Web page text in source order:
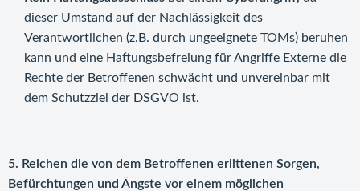
dieser Umstand auf der Nachlässigkeit des
Verantwortlichen (z.B. durch ungeeignete TOMs) beruhen
kann und eine Haftungsbefreiung für Angriffe Externe die
Rechte der Betroffenen schwächt und unvereinbar mit
dem Schutzziel der DSGVO ist.
5. Reichen die von dem Betroffenen erlittenen Sorgen,
Befürchtungen und Ängste vor einem möglichen